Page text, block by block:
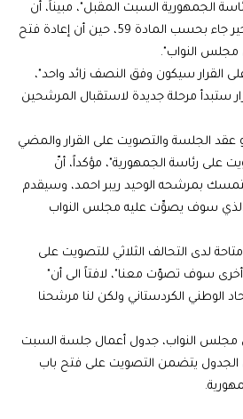
الجمهورية السبت المقبل"، مبيناً، أن
"قرار المحكمة الاتحادية الأخير جاء بحسب المادة 59، حين أن إعادة فتح
مجلس النواب".
القرار سيكون وفق النصف زائد واحد"،
ستبدأ مرحلة جديدة لاستقبال المرشحين
عقد الجلسة والتصويت على القرار والمضي
على رئاسة الجمهورية"، مؤكداً، أنّ
بمرشحه الوحيد ريبر احمد، وسيقدم
الذي سوف يصوِّت عليه مجلس النواب
متاحة لدى التحالف الثلاثي للتصويت على
أخرى سوف تصوّت معنا"، لافتاً الى أن"
الوطني الكردستاني ولكن لنا مرشحنا
في مجلس النواب، جدول أعمال جلسة السبت
الجدول يتضمن التصويت على فتح باب